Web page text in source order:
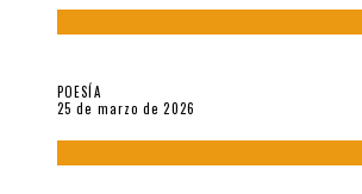
POESÍA
25 de marzo de 2026